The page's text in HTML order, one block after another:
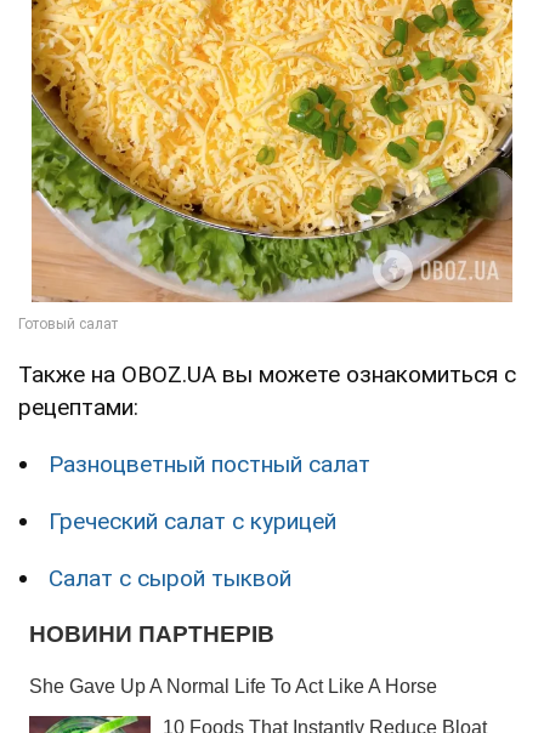
Также на OBOZ.UA вы можете ознакомиться с
рецептами:
Разноцветный постный салат
Греческий салат с курицей
Салат с сырой тыквой